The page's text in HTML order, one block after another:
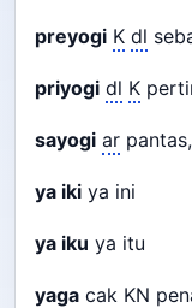
preyogi K dl
priyogi dl K
sayogi ar
ya iki ya ini
ya iku ya itu
yaga cak KN